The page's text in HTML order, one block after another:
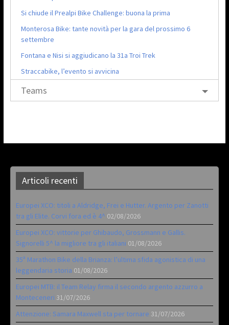
Si chiude il Prealpi Bike Challenge: buona la prima
Monterosa Bike: tante novità per la gara del prossimo 6
settembre
Fontana e Nisi si aggiudicano la 31a Troi Trek
Straccabike, l’evento si avvicina
Teams
Articoli recenti
Europei XCO: titoli a Aldridge, Frei e Hutter. Argento per Zanotti
tra gli Elite. Corvi fora ed è 4^ 02/08/2026
Europei XCO: vittorie per Ghibaudo, Grossmann e Gallis.
Signorelli 5^ la migliore tra gli italiani 01/08/2026
35ª Marathon Bike della Brianza: l’ultima sfida agonistica di una
leggendaria storia 01/08/2026
Europei MTB: il Team Relay firma il secondo argento azzurro a
Monteceneri 31/07/2026
Attenzione: Samara Maxwell sta per tornare 31/07/2026